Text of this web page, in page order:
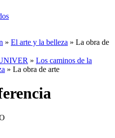
» El arte y la belleza » La obra de
» Los caminos de la
» La obra de arte